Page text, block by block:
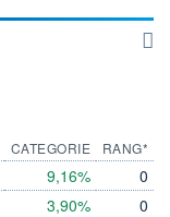
CATEGORIE
9,16%
3,90%
RANG*
0
0